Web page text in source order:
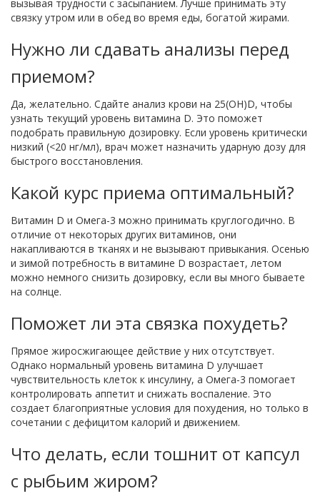
вызывая трудности с засыпанием. Лучше принимать эту
связку утром или в обед во время еды, богатой жирами.
Нужно ли сдавать анализы перед
приемом?
Да, желательно. Сдайте анализ крови на 25(OH)D, чтобы
узнать текущий уровень витамина D. Это поможет
подобрать правильную дозировку. Если уровень критически
низкий (<20 нг/мл), врач может назначить ударную дозу для
быстрого восстановления.
Какой курс приема оптимальный?
Витамин D и Омега-3 можно принимать круглогодично. В
отличие от некоторых других витаминов, они
накапливаются в тканях и не вызывают привыкания. Осенью
и зимой потребность в витамине D возрастает, летом
можно немного снизить дозировку, если вы много бываете
на солнце.
Поможет ли эта связка похудеть?
Прямое жиросжигающее действие у них отсутствует.
Однако нормальный уровень витамина D улучшает
чувствительность клеток к инсулину, а Омега-3 помогает
контролировать аппетит и снижать воспаление. Это
создает благоприятные условия для похудения, но только в
сочетании с дефицитом калорий и движением.
Что делать, если тошнит от капсул
с рыбьим жиром?